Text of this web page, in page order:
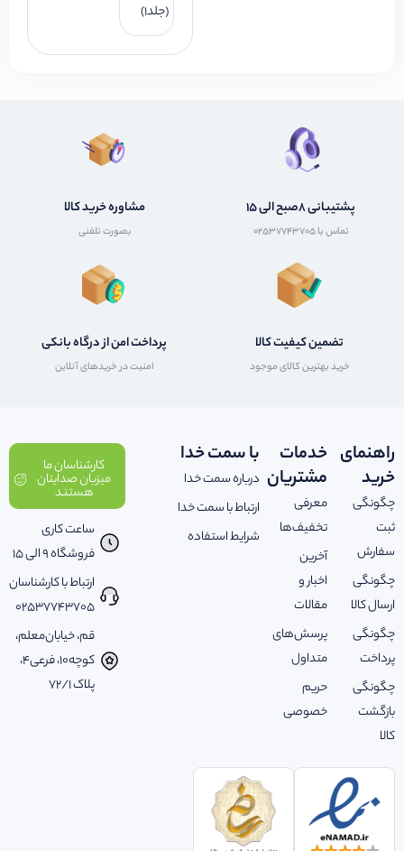
(جلد1)
پشتیبانی 8صبح الی 15
تماس با 02537743705
مشاوره خرید کالا
بصورت تلفنی
تضمین کیفیت کالا
خرید بهترین کالای موجود
پرداخت امن از درگاه بانکی
امنیت در خریدهای آنلاین
راهنمای
خرید
چگونگی
ثبت
سفارش
چگونگی
ارسال کالا
چگونگی
پرداخت
چگونگی
بازگشت
کالا
خدمات
مشتریان
معرفی
تخفیف‌ها
آخرین
اخبار و
مقالات
پرسش‌های
متداول
حریم
خصوصی
با سمت خدا
درباره سمت خدا
ارتباط با سمت خدا
شرایط استفاده
کارشناسان ما
میزبان صدایتان
هستند
ساعت کاری
فروشگاه 9 الی 15
ارتباط با کارشناسان
02537743705
قم، خیابان‌معلم،
کوچه‌10، فرعی‌4،
پلاک ‌72/1